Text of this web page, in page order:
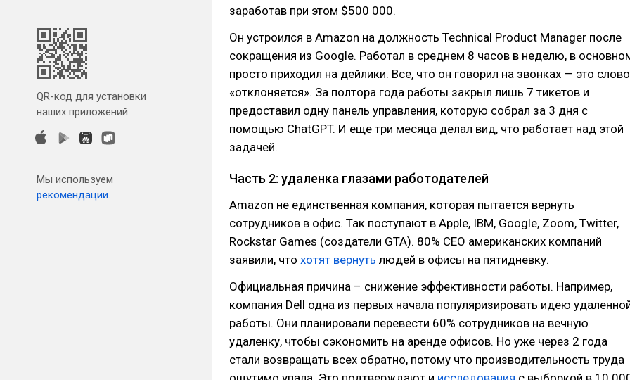
QR-код для установки
наших приложений.
Мы используем
рекомендации.
заработав при этом $500 000.
Он устроился в Amazon на должность Technical Product Manager после
сокращения из Google. Работал в среднем 8 часов в неделю, в
просто приходил на дейлики. Все, что он говорил на звонках — это слово
«отклоняется». За полтора года работы закрыл лишь 7 тикетов и
предоставил одну панель управления, которую собрал за 3 дня с
помощью ChatGPT. И еще три месяца делал вид, что работает над этой
задачей.
Часть 2: удаленка глазами работодателей
Amazon не единственная компания, которая пытается вернуть
сотрудников в офис. Так поступают в Apple, IBM, Google, Zoom, Twitter,
Rockstar Games (создатели GTA). 80% СЕО американских компаний
заявили, что хотят вернуть людей в офисы на пятидневку.
Официальная причина – снижение эффективности работы. Например,
компания Dell одна из первых начала популяризировать идею
работы. Они планировали перевести 60% сотрудников на вечную
удаленку, чтобы сэкономить на аренде офисов. Но уже через 2 года
стали возвращать всех обратно, потому что производительность труда